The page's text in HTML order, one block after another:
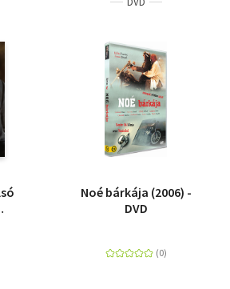
Noé bárkája (2006) -
DVD